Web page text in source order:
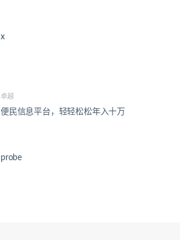
x
卓越
便民信息平台，轻轻松松年入十万
probe